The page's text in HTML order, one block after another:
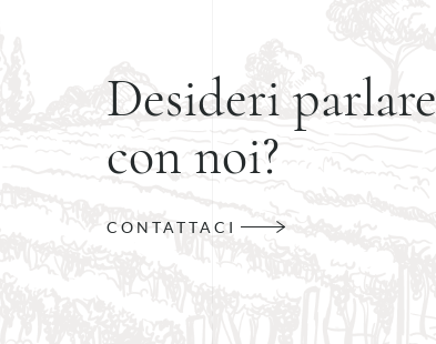
Desideri parlare
con noi?
CONTATTACI